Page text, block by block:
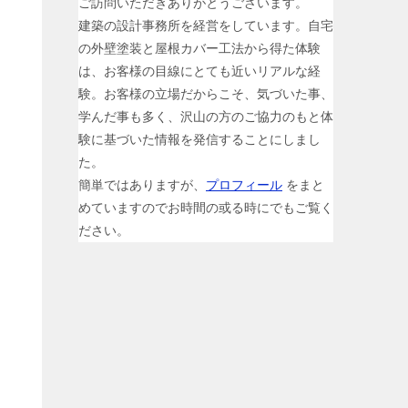
建築の設計事務所を経営をしています。自宅
の外壁塗装と屋根カバー工法から得た体験
は、お客様の目線にとても近いリアルな経
験。お客様の立場だからこそ、気づいた事、
学んだ事も多く、沢山の方のご協力のもと体
験に基づいた情報を発信することにしまし
た。
簡単ではありますが、 プロフィール をまと
めていますのでお時間の或る時にでもご覧く
ださい。